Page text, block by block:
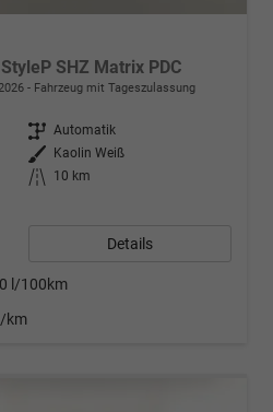
SHZ Matrix PDC
Fahrzeug mit Tageszulassung
Getriebe Automatik
Außenfarbe
Kaolin Weiß
Kilometerstand
10 km
Details
l/100km
km